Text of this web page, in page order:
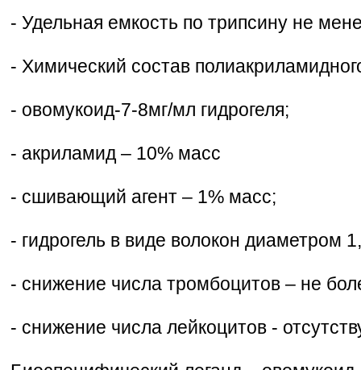
- Удельная емкость по трипсину не
- Химический состав
- овомукоид-7-8мг/мл гидрогеля;
- акриламид – 10% масс
- сшивающий агент – 1% масс;
- гидрогель в виде волокон диаметром
- снижение числа тромбоцитов – не
- снижение числа лейкоцитов -